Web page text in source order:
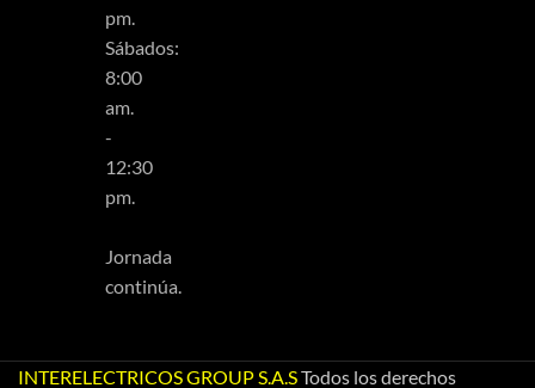
pm.
Sábados:
8:00
am.
-
12:30
pm.
Jornada
continúa.
INTERELECTRICOS GROUP S.A.STodos los derechos